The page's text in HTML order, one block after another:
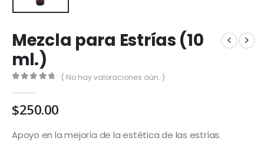
Mezcla para Estrías (10
ml.)
( No hay valoraciones aún. )
$250.00
Apoyo en la mejoría de la estética de las estrías.